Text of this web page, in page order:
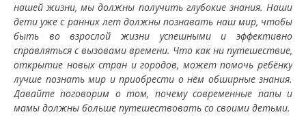
нашей жизни, мы должны получить глубокие знания. Наши
дети уже с ранних лет должны познавать наш мир, чтобы
быть во взрослой жизни успешными и эффективно
справляться с вызовами времени. Что как ни путешествие,
открытие новых стран и городов, может помочь ребёнку
лучше познать мир и приобрести о нём обширные знания.
Давайте поговорим о том, почему современные папы и
мамы должны больше путешествовать со своими детьми.